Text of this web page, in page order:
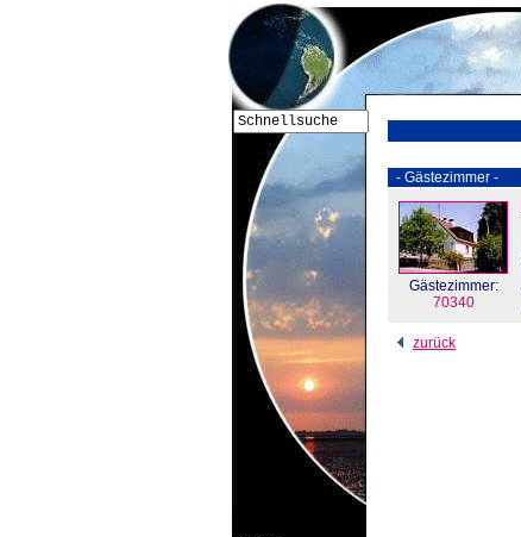
- Gästezimmer -
Gästezimmer:
70340
zurück